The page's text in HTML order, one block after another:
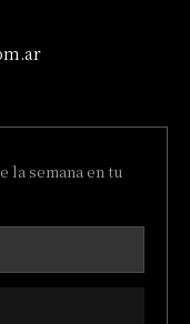
la semana en tu